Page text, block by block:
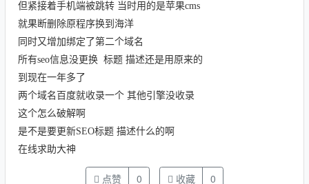
但紧接着手机端被跳转 当时用的是苹果cms
就果断删除原程序换到海洋
同时又增加绑定了第二个域名
所有seo信息没更换 标题 描述还是用原来的
到现在一年多了
两个域名百度就收录一个 其他引擎没收录
这个怎么破解啊
是不是要更新SEO标题 描述什么的啊
在线求助大神
点赞 0 收藏 0